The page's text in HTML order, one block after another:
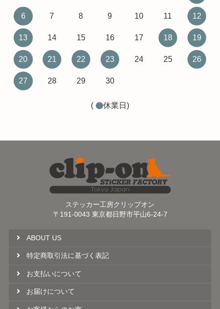
6 7 8 9 10 11 12
13 14 15 16 17 18 19
20 21 22 23 24 25 26
27 28 29 30
( 休業日)
ステッカー工房クリップオン
〒191-0043 東京都日野市平山6-24-7
ABOUT US
特定商取引法に基づく表記
お支払いについて
お届けについて